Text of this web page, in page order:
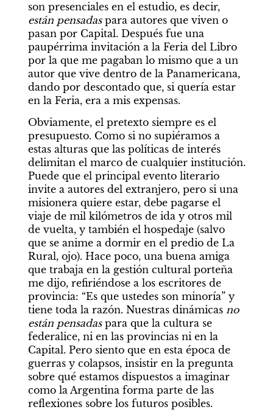
están pensadas para autores que viven o
pasan por Capital. Después fue una
paupérrima invitación a la Feria del Libro
por la que me pagaban lo mismo que a un
autor que vive dentro de la Panamericana,
dando por descontado que, si quería estar
en la Feria, era a mis expensas.
Obviamente, el pretexto siempre es el
presupuesto. Como si no supiéramos a
estas alturas que las políticas de interés
delimitan el marco de cualquier institución.
Puede que el principal evento literario
invite a autores del extranjero, pero si una
misionera quiere estar, debe pagarse el
viaje de mil kilómetros de ida y otros mil
de vuelta, y también el hospedaje (salvo
que se anime a dormir en el predio de La
Rural, ojo). Hace poco, una buena amiga
que trabaja en la gestión cultural porteña
me dijo, refiriéndose a los escritores de
provincia: “Es que ustedes son minoría” y
tiene toda la razón. Nuestras dinámicas no
están pensadas para que la cultura se
federalice, ni en las provincias ni en la
Capital. Pero siento que en esta época de
guerras y colapsos, insistir en la pregunta
sobre qué estamos dispuestos a imaginar
como la Argentina forma parte de las
reflexiones sobre los futuros posibles.